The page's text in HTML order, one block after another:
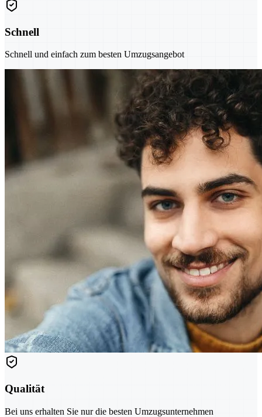
Schnell
Schnell und einfach zum besten Umzugsangebot
Qualität
Bei uns erhalten Sie nur die besten Umzugsunternehmen